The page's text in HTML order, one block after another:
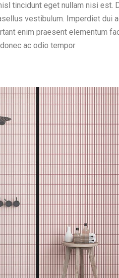
tincidunt eget nullam nisi est.
vestibulum. Imperdiet dui
enim praesent elementum
ac odio tempor